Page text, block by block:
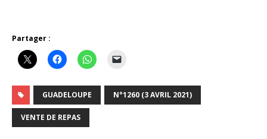
Partager :
GUADELOUPE N°1260 (3 AVRIL 2021)
VENTE DE REPAS